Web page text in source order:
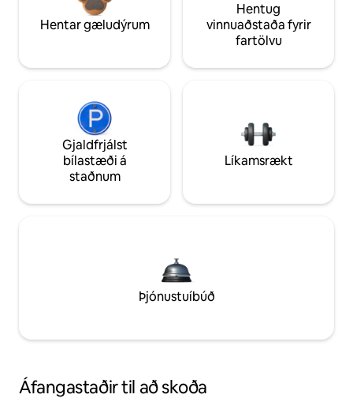
Hentar gæludýrum
Hentug
vinnuaðstaða fyrir
fartölvu
Gjaldfrjálst
bílastæði á
staðnum
Líkamsrækt
Þjónustuíbúð
Áfangastaðir til að skoða